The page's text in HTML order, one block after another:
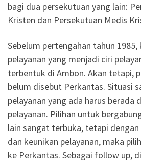
bagi dua persekutuan yang lain:
Kristen dan Persekutuan Medis
Sebelum pertengahan tahun
pelayanan yang menjadi ciri
terbentuk di Ambon. Akan tetapi,
belum disebut Perkantas. Situasi
pelayanan yang ada harus berada
pelayanan. Pilihan untuk
lain sangat terbuka, tetapi
dan keunikan pelayanan, maka
ke Perkantas. Sebagai follow up,